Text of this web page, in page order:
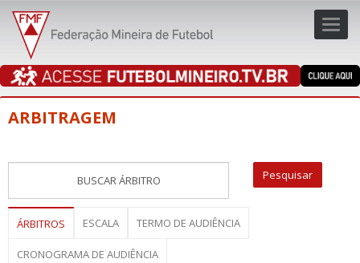
ARBITRAGEM
ÁRBITROS ESCALA TERMO DE AUDIÊNCIA
CRONOGRAMA DE AUDIÊNCIA